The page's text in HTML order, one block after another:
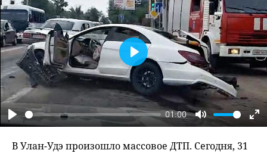
Play
01:00
Mute
Play
В Улан-Удэ произошло массовое ДТП. Сегодня, 31